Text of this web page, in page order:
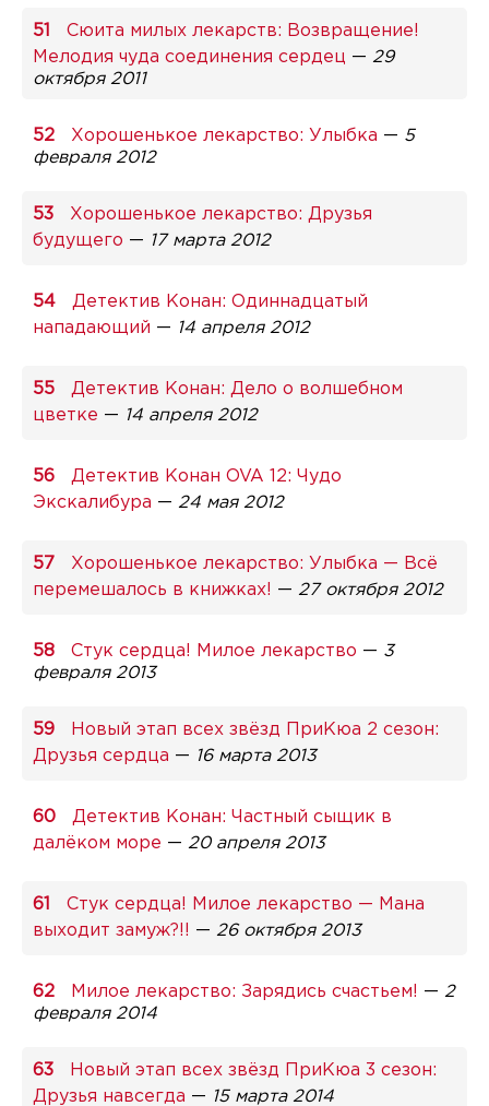
Сюита милых лекарств: Возвращение!
Мелодия чуда соединения сердец — 29
октября 2011
Хорошенькое лекарство: Улыбка — 5
февраля 2012
Хорошенькое лекарство: Друзья
будущего — 17 марта 2012
Детектив Конан: Одиннадцатый
нападающий — 14 апреля 2012
Детектив Конан: Дело о волшебном
цветке — 14 апреля 2012
Детектив Конан OVA 12: Чудо
Экскалибура — 24 мая 2012
Хорошенькое лекарство: Улыбка — Всё
перемешалось в книжках! — 27 октября 2012
Стук сердца! Милое лекарство — 3
февраля 2013
Новый этап всех звёзд ПриКюа 2 сезон:
Друзья сердца — 16 марта 2013
Детектив Конан: Частный сыщик в
далёком море — 20 апреля 2013
Стук сердца! Милое лекарство — Мана
выходит замуж?!! — 26 октября 2013
Милое лекарство: Зарядись счастьем! — 2
февраля 2014
Новый этап всех звёзд ПриКюа 3 сезон:
Друзья навсегда — 15 марта 2014